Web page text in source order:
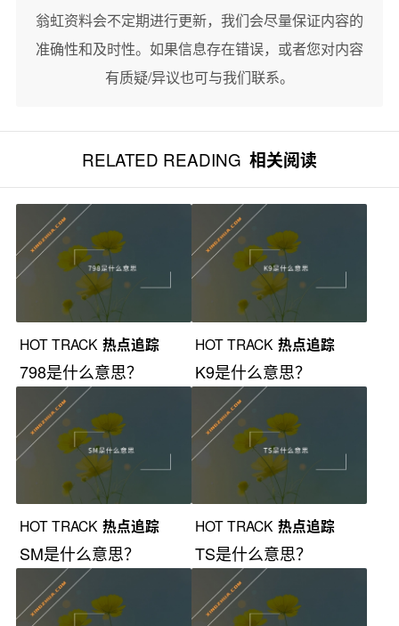
翁虹资料会不定期进行更新，我们会尽量保证内容的
准确性和及时性。如果信息存在错误，或者您对内容
有质疑/异议也可与我们联系。
RELATED READING 相关阅读
HOT TRACK 热点追踪
798是什么意思？
HOT TRACK 热点追踪
K9是什么意思？
HOT TRACK 热点追踪
SM是什么意思？
HOT TRACK 热点追踪
TS是什么意思？